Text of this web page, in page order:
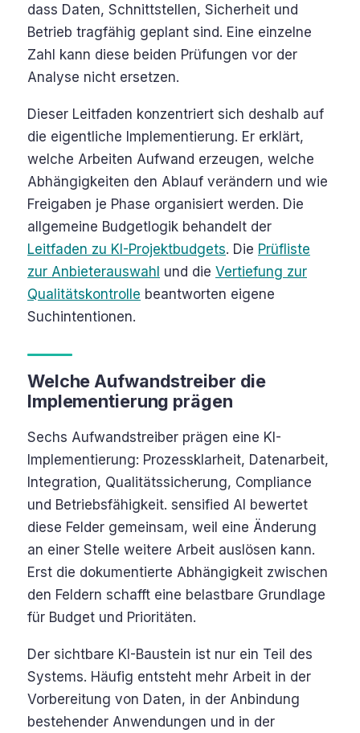
dass Daten, Schnittstellen, Sicherheit und
Betrieb tragfähig geplant sind. Eine einzelne
Zahl kann diese beiden Prüfungen vor der
Analyse nicht ersetzen.
Dieser Leitfaden konzentriert sich deshalb auf
die eigentliche Implementierung. Er erklärt,
welche Arbeiten Aufwand erzeugen, welche
Abhängigkeiten den Ablauf verändern und wie
Freigaben je Phase organisiert werden. Die
allgemeine Budgetlogik behandelt der
Leitfaden zu KI-Projektbudgets. Die Prüfliste
zur Anbieterauswahl und die Vertiefung zur
Qualitätskontrolle beantworten eigene
Suchintentionen.
Welche Aufwandstreiber die
Implementierung prägen
Sechs Aufwandstreiber prägen eine KI-
Implementierung: Prozessklarheit, Datenarbeit,
Integration, Qualitätssicherung, Compliance
und Betriebsfähigkeit. sensified AI bewertet
diese Felder gemeinsam, weil eine Änderung
an einer Stelle weitere Arbeit auslösen kann.
Erst die dokumentierte Abhängigkeit zwischen
den Feldern schafft eine belastbare Grundlage
für Budget und Prioritäten.
Der sichtbare KI-Baustein ist nur ein Teil des
Systems. Häufig entsteht mehr Arbeit in der
Vorbereitung von Daten, in der Anbindung
bestehender Anwendungen und in der